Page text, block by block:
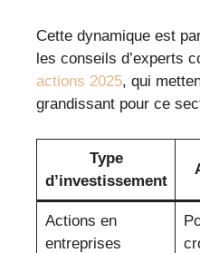
Cette dynamique est
les conseils d’experts
actions 2025, qui
grandissant pour ce
Type
d’investissement
Actions en
entreprises